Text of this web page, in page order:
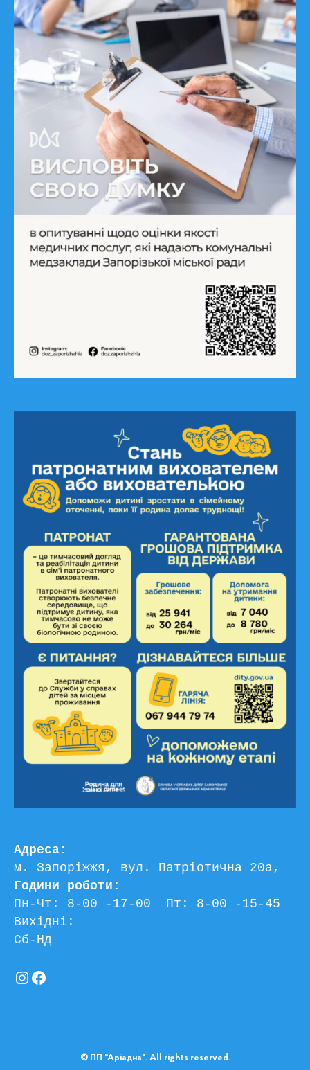
Адреса:
м. Запоріжжя, вул. Патріотична 20а,
Години роботи:
Пн-Чт: 8-00 -17-00  Пт: 8-00 -15-45
Вихідні:
Сб-Нд
Instagram
Facebook
© ПП "Аріадна". All rights reserved.